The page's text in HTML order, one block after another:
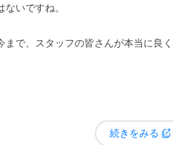
いですね。
まで、スタッフの皆さんが本当に良
続きをみる